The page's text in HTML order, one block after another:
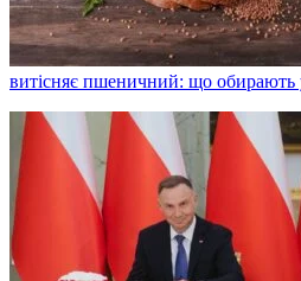
витісняє пшеничний: що обирають